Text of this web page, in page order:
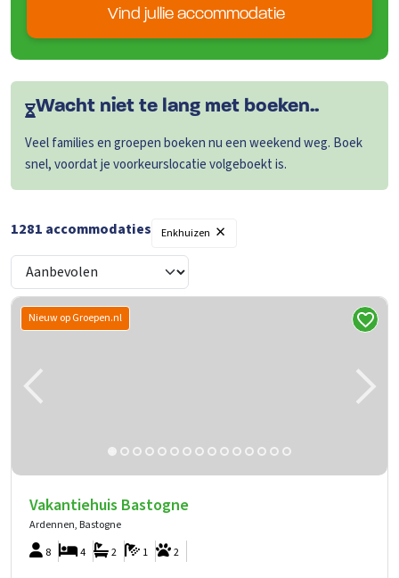
Vind jullie accommodatie
Wacht niet te lang met boeken..
Veel families en groepen boeken nu een weekend weg. Boek
snel, voordat je voorkeurslocatie volgeboekt is.
1281 accommodaties Enkhuizen ×
Nieuw op Groepen.nl
Vakantiehuis Bastogne
Ardennen, Bastogne
8
2
1
2
4